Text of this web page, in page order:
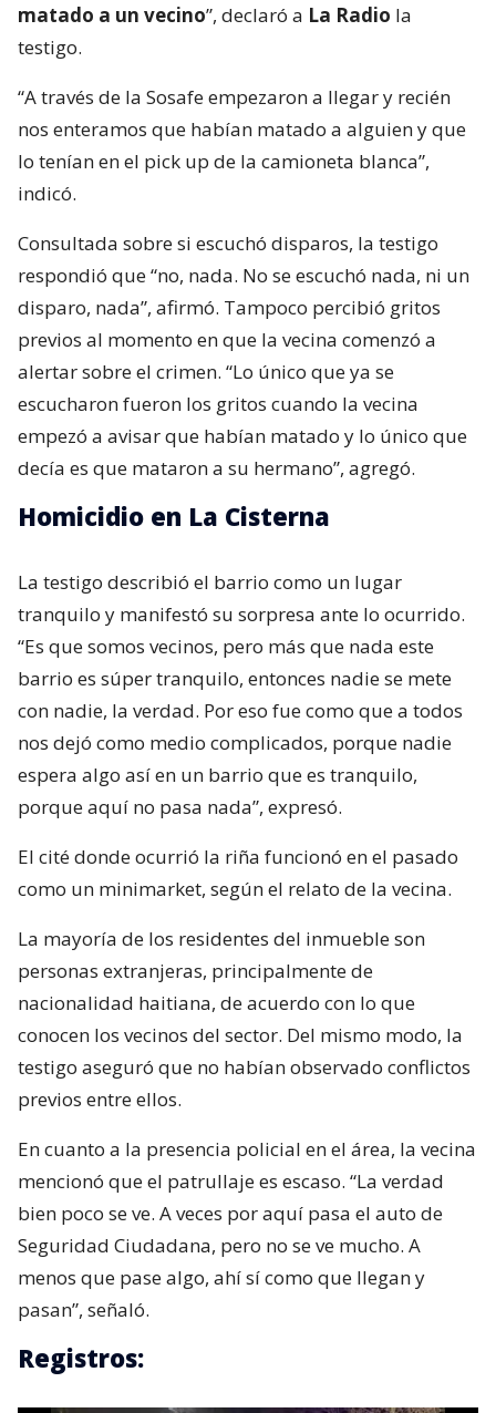
matado a un vecino”, declaró a La Radio la
testigo.
“A través de la Sosafe empezaron a llegar y recién
nos enteramos que habían matado a alguien y que
lo tenían en el pick up de la camioneta blanca”,
indicó.
Consultada sobre si escuchó disparos, la testigo
respondió que “no, nada. No se escuchó nada, ni un
disparo, nada”, afirmó. Tampoco percibió gritos
previos al momento en que la vecina comenzó a
alertar sobre el crimen. “Lo único que ya se
escucharon fueron los gritos cuando la vecina
empezó a avisar que habían matado y lo único que
decía es que mataron a su hermano”, agregó.
Homicidio en La Cisterna
La testigo describió el barrio como un lugar
tranquilo y manifestó su sorpresa ante lo ocurrido.
“Es que somos vecinos, pero más que nada este
barrio es súper tranquilo, entonces nadie se mete
con nadie, la verdad. Por eso fue como que a todos
nos dejó como medio complicados, porque nadie
espera algo así en un barrio que es tranquilo,
porque aquí no pasa nada”, expresó.
El cité donde ocurrió la riña funcionó en el pasado
como un minimarket, según el relato de la vecina.
La mayoría de los residentes del inmueble son
personas extranjeras, principalmente de
nacionalidad haitiana, de acuerdo con lo que
conocen los vecinos del sector. Del mismo modo, la
testigo aseguró que no habían observado conflictos
previos entre ellos.
En cuanto a la presencia policial en el área, la vecina
mencionó que el patrullaje es escaso. “La verdad
bien poco se ve. A veces por aquí pasa el auto de
Seguridad Ciudadana, pero no se ve mucho. A
menos que pase algo, ahí sí como que llegan y
pasan”, señaló.
Registros: